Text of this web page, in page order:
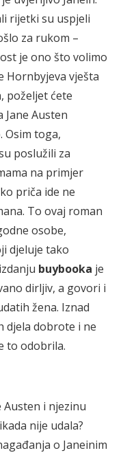
rijetki su uspjeli
za rukom –
je ono što volimo
Hornbyjeva vješta
poželjet ćete
Austen
Osim toga,
poslužili za
na primjer
priča ide ne
To ovaj roman
osobe,
djeluje tako
buybooka je
dirljiv, a govori i
žena. Iznad
djela dobrote i ne
to odobrila.
Austen i njezinu
nije udala?
o Janeinim